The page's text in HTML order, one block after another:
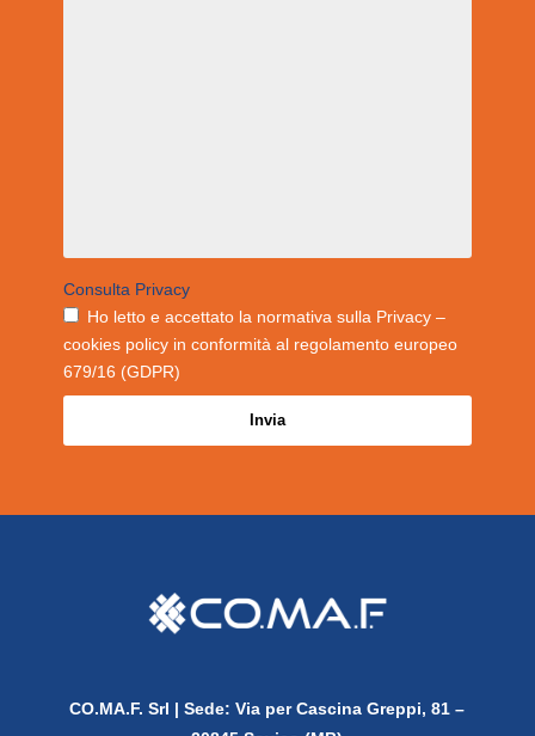
Consulta Privacy
Ho letto e accettato la normativa sulla Privacy –
cookies policy in conformità al regolamento europeo
679/16 (GDPR)
Invia
CO.MA.F. Srl |Sede: Via per Cascina Greppi, 81 –